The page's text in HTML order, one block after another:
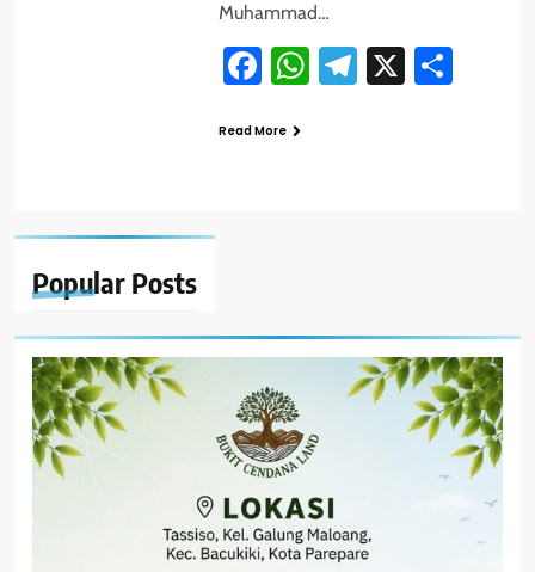
Popular Posts
Muhammad…
Facebook
WhatsApp
Telegram
X
Read More